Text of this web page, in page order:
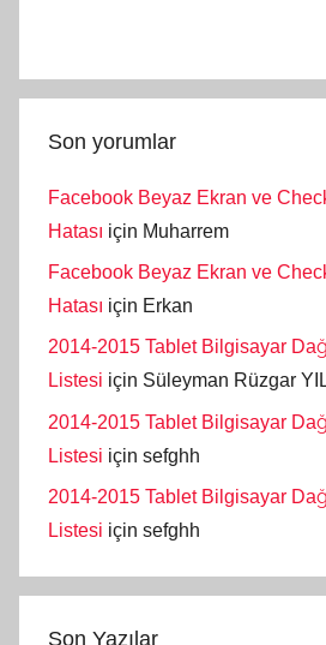
Son yorumlar
Facebook Beyaz Ekran ve
Hatası için Muharrem
Facebook Beyaz Ekran ve
Hatası için Erkan
2014-2015 Tablet Bilgisayar
Listesi için Süleyman Rüzgar
2014-2015 Tablet Bilgisayar
Listesi için sefghh
2014-2015 Tablet Bilgisayar
Listesi için sefghh
Son Yazılar